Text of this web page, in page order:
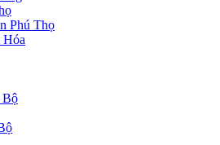
Phú Thọ
Hóa
Bộ